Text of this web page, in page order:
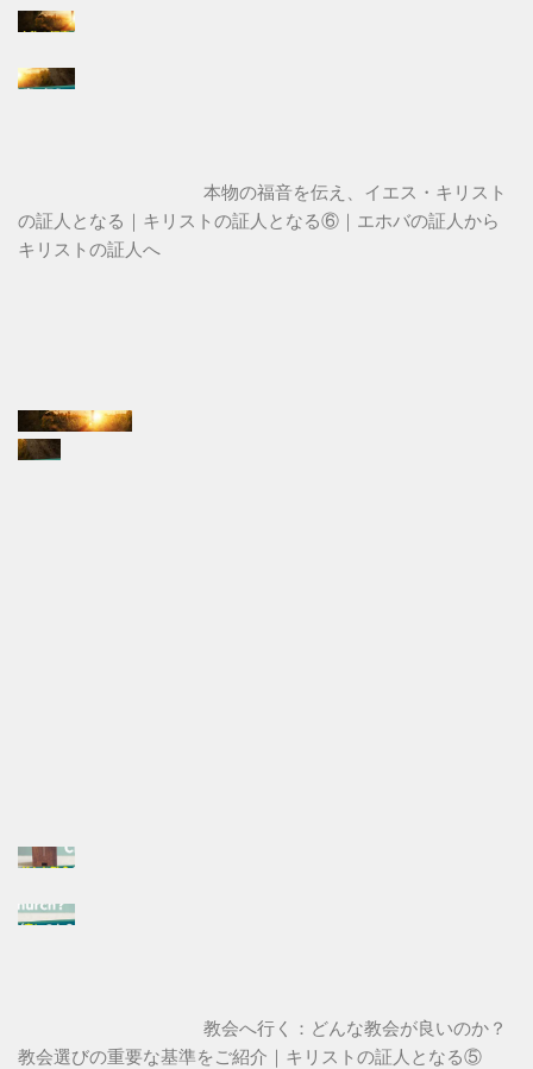
本物の福音を伝え、イエス・キリスト
の証人となる｜キリストの証人となる⑥｜エホバの証人から
キリストの証人へ
教会へ行く：どんな教会が良いのか？
教会選びの重要な基準をご紹介｜キリストの証人となる⑤